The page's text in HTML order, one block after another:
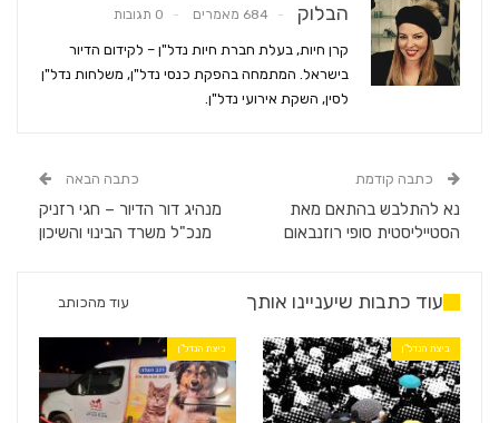
הבלוק 684 מאמרים 0 תגובות
קרן חיות, בעלת חברת חיות נדל"ן – לקידום הדיור
בישראל. המתמחה בהפקת כנסי נדל"ן, משלחות נדל"ן
לסין, השקת אירועי נדל"ן.
כתבה קודמת
נא להתלבש בהתאם מאת
הסטייליסטית סופי רוזנבאום
כתבה הבאה
מנהיג דור הדיור – חגי רזניק
מנכ"ל משרד הבינוי והשיכון
עוד כתבות שיעניינו אותך עוד מהכותב
ביצת הנדל"ן ביצת הנדל"ן